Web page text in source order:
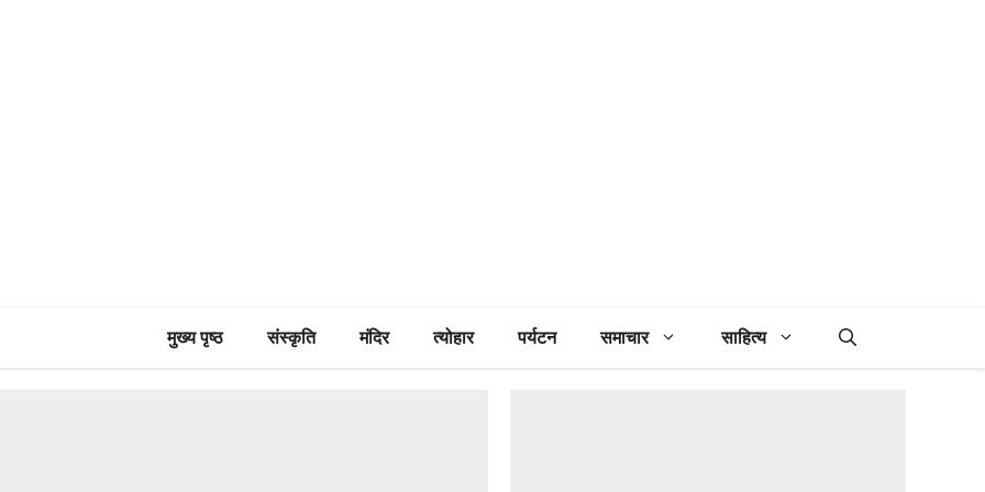
मुख्य पृष्ठ संस्कृति मंदिर त्योहार पर्यटन समाचार साहित्य